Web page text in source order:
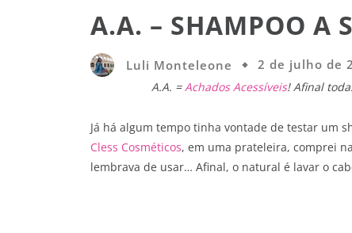
A.A. – SHAMPOO A
Luli Monteleone 2 de julho de
A.A. =Achados Acessíveis! Afinal
Já há algum tempo tinha vontade de testar um
Cless Cosméticos, em uma prateleira, comprei
lembrava de usar… Afinal, o natural é lavar o